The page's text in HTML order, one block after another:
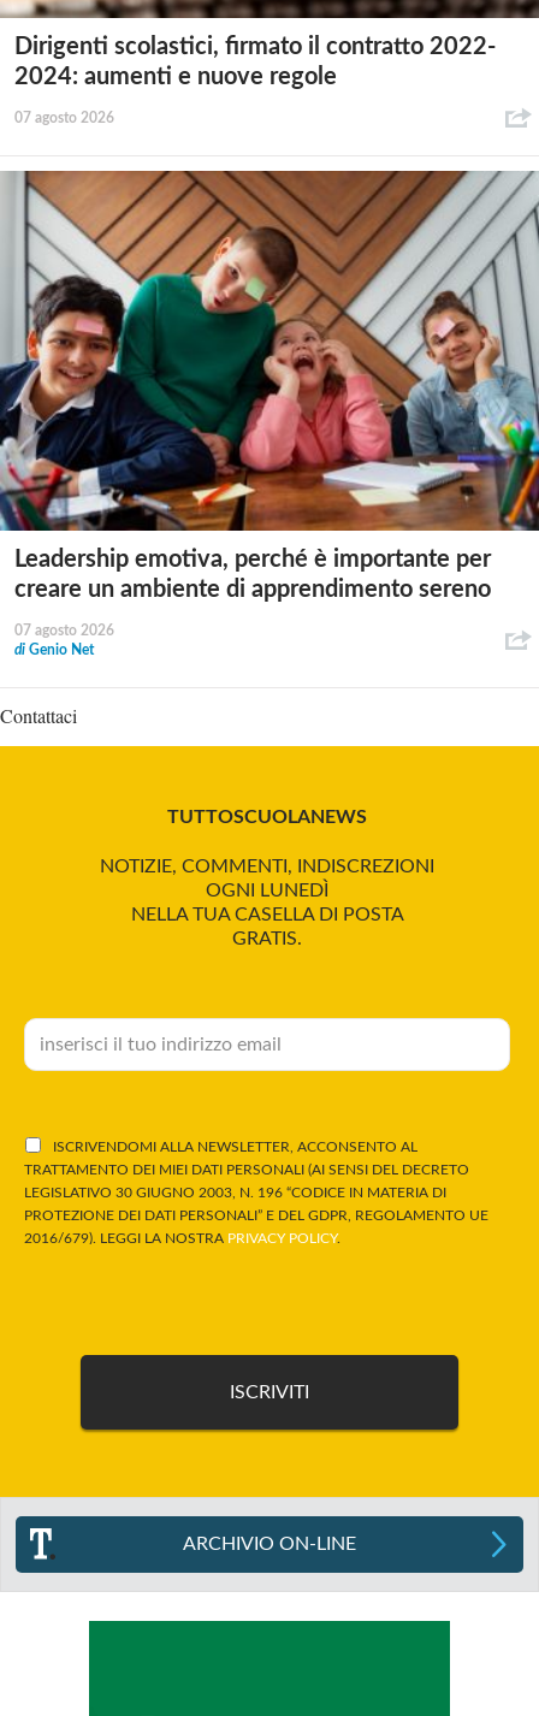
Dirigenti scolastici, firmato il contratto 2022-
2024: aumenti e nuove regole
07 agosto 2026
Leadership emotiva, perché è importante per
creare un ambiente di apprendimento sereno
07 agosto 2026
di Genio Net
Contattaci
TUTTOSCUOLANEWS
NOTIZIE, COMMENTI, INDISCREZIONI
OGNI LUNEDÌ
NELLA TUA CASELLA DI POSTA
GRATIS.
ISCRIVENDOMI ALLA NEWSLETTER, ACCONSENTO AL
TRATTAMENTO DEI MIEI DATI PERSONALI (AI SENSI DEL DECRETO
LEGISLATIVO 30 GIUGNO 2003, N. 196 “CODICE IN MATERIA DI
PROTEZIONE DEI DATI PERSONALI” E DEL GDPR, REGOLAMENTO UE
2016/679). LEGGI LA NOSTRA PRIVACY POLICY.
ARCHIVIO ON-LINE